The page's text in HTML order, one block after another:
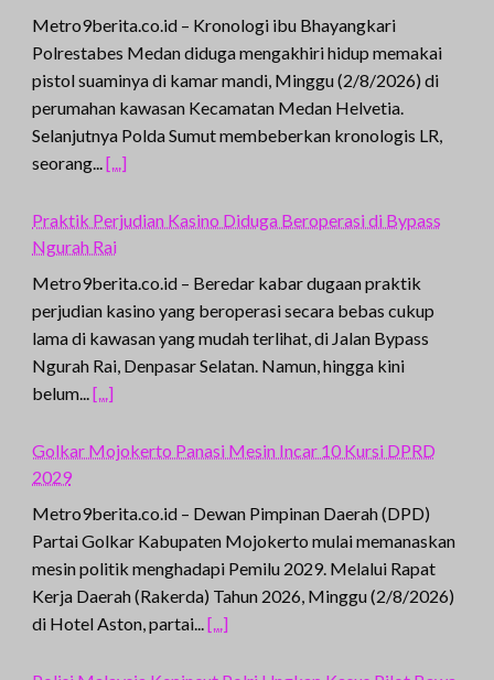
Metro9berita.co.id – Kronologi ibu Bhayangkari
Polrestabes Medan diduga mengakhiri hidup memakai
pistol suaminya di kamar mandi, Minggu (2/8/2026) di
perumahan kawasan Kecamatan Medan Helvetia.
Selanjutnya Polda Sumut membeberkan kronologis LR,
seorang...[...]
Praktik Perjudian Kasino Diduga Beroperasi di Bypass
Ngurah Rai
Metro9berita.co.id – Beredar kabar dugaan praktik
perjudian kasino yang beroperasi secara bebas cukup
lama di kawasan yang mudah terlihat, di Jalan Bypass
Ngurah Rai, Denpasar Selatan. Namun, hingga kini
belum...[...]
Golkar Mojokerto Panasi Mesin Incar 10 Kursi DPRD
2029
Metro9berita.co.id – Dewan Pimpinan Daerah (DPD)
Partai Golkar Kabupaten Mojokerto mulai memanaskan
mesin politik menghadapi Pemilu 2029. Melalui Rapat
Kerja Daerah (Rakerda) Tahun 2026, Minggu (2/8/2026)
di Hotel Aston, partai...[...]